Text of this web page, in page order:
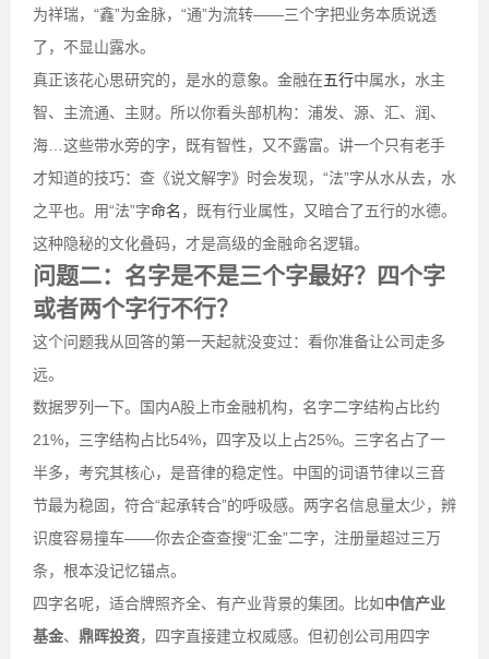
为祥瑞，“鑫”为金脉，“通”为流转——三个字把业务本质说透
了，不显山露水。
真正该花心思研究的，是水的意象。金融在五行中属水，水主
智、主流通、主财。所以你看头部机构：浦发、源、汇、润、
海…这些带水旁的字，既有智性，又不露富。讲一个只有老手
才知道的技巧：查《说文解字》时会发现，“法”字从水从去，水
之平也。用“法”字命名 ，既有行业属性，又暗合了五行的水德。
这种隐秘的文化叠码，才是高级的金融命名逻辑。
问题二：名字是不是三个字最好？四个字
或者两个字行不行？
这个问题我从回答的第一天起就没变过：看你准备让公司走多
远。
数据罗列一下。国内A股上市金融机构，名字二字结构占比约
21%，三字结构占比54%，四字及以上占25%。三字名占了一
半多，考究其核心，是音律的稳定性。中国的词语节律以三音
节最为稳固，符合“起承转合”的呼吸感。两字名信息量太少，辨
识度容易撞车——你去企查查搜“汇金”二字，注册量超过三万
条，根本没记忆锚点。
四字名呢，适合牌照齐全、有产业背景的集团。比如中信产业
基金、 鼎晖投资，四字直接建立权威感。但初创公司用四字